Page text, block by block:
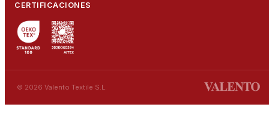
CERTIFICACIONES
© 2026 Valento Textile S.L.